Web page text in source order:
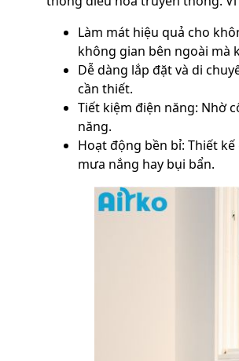
Làm mát hiệu quả cho
không gian bên ngoài mà
Dễ dàng lắp đặt và di
cần thiết.
Tiết kiệm điện năng: Nhờ
năng.
Hoạt động bền bỉ: Thiết
mưa nắng hay bụi bẩn.